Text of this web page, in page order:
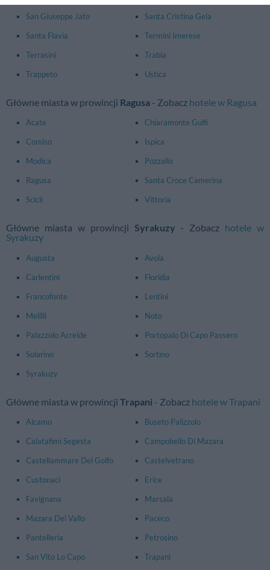
San Giuseppe Jato
Santa Cristina Gela
Santa Flavia
Termini Imerese
Terrasini
Trabia
Trappeto
Ustica
Główne miasta w prowincji Ragusa - Zobacz hotele w Ragusa
Acate
Chiaramonte Gulfi
Comiso
Ispica
Modica
Pozzallo
Ragusa
Santa Croce Camerina
Scicli
Vittoria
Główne miasta w prowincji Syrakuzy - Zobacz hotele w
Syrakuzy
Augusta
Avola
Carlentini
Floridia
Francofonte
Lentini
Melilli
Noto
Palazzolo Acreide
Portopalo Di Capo Passero
Solarino
Sortino
Syrakuzy
Główne miasta w prowincji Trapani - Zobacz hotele w Trapani
Alcamo
Buseto Palizzolo
Calatafimi Segesta
Campobello Di Mazara
Castellammare Del Golfo
Castelvetrano
Custonaci
Erice
Favignana
Marsala
Mazara Del Vallo
Paceco
Pantelleria
Petrosino
San Vito Lo Capo
Trapani